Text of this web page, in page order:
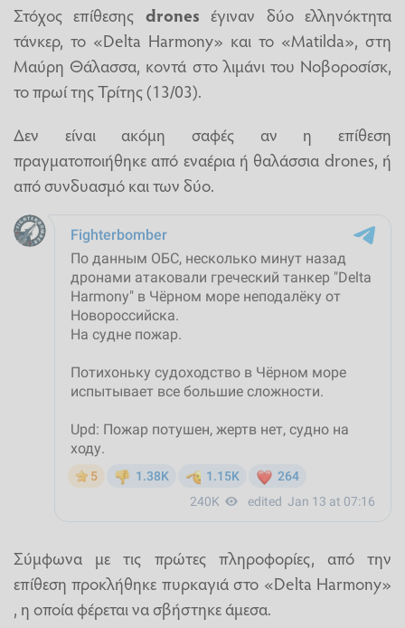
Στόχος επίθεσης drones έγιναν δύο ελληνόκτητα
τάνκερ, το «Delta Harmony» και το «Matilda», στη
Μαύρη Θάλασσα, κοντά στο λιμάνι του Νοβοροσίσκ,
το πρωί της Τρίτης (13/03).
Δεν είναι ακόμη σαφές αν η επίθεση
πραγματοποιήθηκε από εναέρια ή θαλάσσια drones, ή
από συνδυασμό και των δύο.
Σύμφωνα με τις πρώτες πληροφορίες, από την
επίθεση προκλήθηκε πυρκαγιά στο «Delta Harmony»
, η οποία φέρεται να σβήστηκε άμεσα.